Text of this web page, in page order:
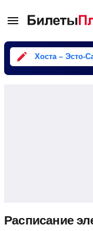
Хоста – Эсто-
Расписание